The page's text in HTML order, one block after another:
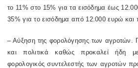
το 11% στο 15% για τα εισόδημα έως
35% για το εισόδημα από 12.000 ευρώ
– Αύξηση της φορολόγησης των αγροτών.
και πολιτικά καθώς προκαλεί ήδη
φορολογικός συντελεστής των αγροτών